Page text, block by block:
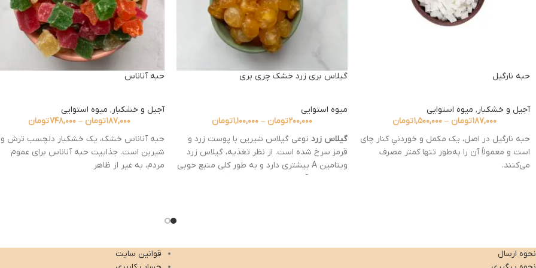
حبه نارگیل
آجیل و خشکبار , میوه استوایی
۱۸۷,۰۰۰تومان – ۱,۵۰۰,۰۰۰تومان
حبه نارگیل در اصل، یک مکمل و خوردنیِ کنار چای
است و معمولاً آن را به‌طور تنها کمتر مصرف
می‌کنند.
چای بسیار لذت‌بخش و حتی مقرون به‌صرفه
گیلاس بری زرد خشک چری بری
میوه استوایی
۲۰۰,۰۰۰تومان – ۱,۱۰۰,۰۰۰تومان
گیلاس زرد نوعی گیلاس شیرین با پوست زرد و
قرمز سرخ شده است. از نظر تغذیه، گیلاس زرد
ویتامین A بیشتری دارد و به طور کلی منبع خوبی
حبه آناناس
آجیل و خشکبار , میوه استوایی
۱۸۷,۰۰۰تومان – ۷۴۸,۰۰۰تومان
حبه آناناس خشک، یک خشکبار دلچسب ترش و
شیرین است. جذابیت حبه آناناس برای عموم
مردم، به غیر از ظاهر
نحوه ارسال
قوانین سایت